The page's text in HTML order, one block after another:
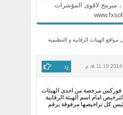
، مبرمج لاقوى المؤشرات
مواقع الهيئات الرقابية و التنظيمية
رد
مرخصة من احدى الهيئات
امام اسم الهيئة الرقابية
كون ان شركة xm.com ليس كل تراخيصها مرفوقة برقم